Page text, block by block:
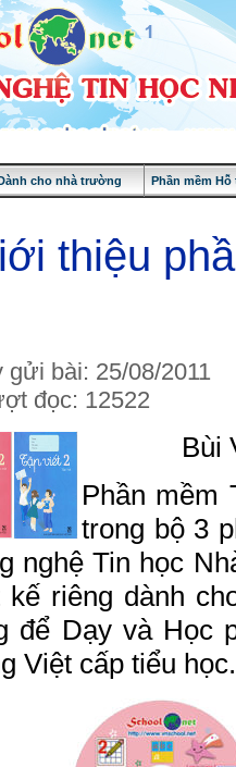
cho nhà trường Phần mềm
thiệu
gửi bài: 25/08/2011
đọc: 12522
Bùi
Phần mềm
trong bộ 3
nghệ Tin học
kế riêng dành
để Dạy và Học
Việt cấp tiểu học.